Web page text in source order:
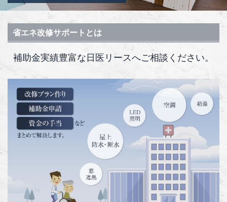
省エネ改修サポートとは
補助金実績豊富な日医リースへご相談ください。